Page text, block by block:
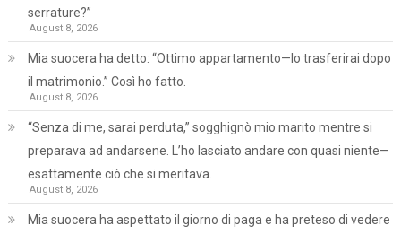
serrature?”
August 8, 2026
Mia suocera ha detto: “Ottimo appartamento—lo trasferirai dopo
il matrimonio.” Così ho fatto.
August 8, 2026
“Senza di me, sarai perduta,” sogghignò mio marito mentre si
preparava ad andarsene. L’ho lasciato andare con quasi niente—
esattamente ciò che si meritava.
August 8, 2026
Mia suocera ha aspettato il giorno di paga e ha preteso di vedere